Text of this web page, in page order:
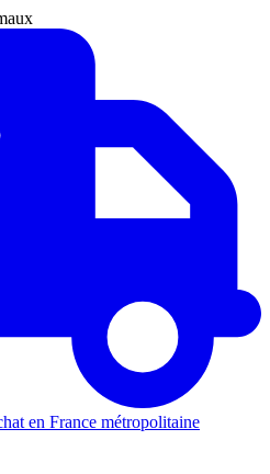
en France métropolitaine